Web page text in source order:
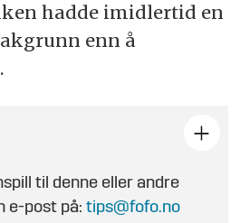
hadde imidlertid en
enn å
til denne eller andre
e-post på:tips@fofo.no